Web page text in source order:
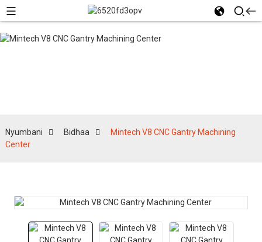
Nyumbani Bidhaa
Mintech V8 CNC Gantry Machining
Center